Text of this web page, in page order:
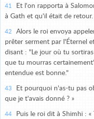
41
Et l'on rapporta à
à Gath et qu'il était de retour.
42
Alors le roi envoya
prêter serment par l'Éternel
disant : "Le jour où tu
que tu mourras
entendue est bonne."
43
Et pourquoi n'as-tu pas
que je t'avais donné ? »
44
Puis le roi dit à Shimhi :